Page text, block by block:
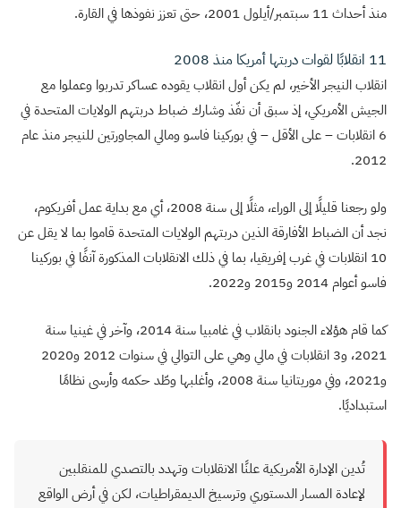
منذ أحداث 11 سبتمبر/أيلول 2001، حتى تعزز نفوذها في القارة.
11 انقلابًا لقوات دربتها أمريكا منذ 2008
انقلاب النيجر الأخير، لم يكن أول انقلاب يقوده عساكر تدربوا وعملوا مع
الجيش الأمريكي، إذ سبق أن نفّذ وشارك ضباط دربتهم الولايات المتحدة في
6 انقلابات – على الأقل – في بوركينا فاسو ومالي المجاورتين للنيجر منذ عام
2012.
ولو رجعنا قليلًا إلى الوراء، مثلًا إلى سنة 2008، أي مع بداية عمل أفريكوم،
نجد أن الضباط الأفارقة الذين دربتهم الولايات المتحدة قاموا بما لا يقل عن
10 انقلابات في غرب إفريقيا، بما في ذلك الانقلابات المذكورة آنفًا في بوركينا
فاسو أعوام 2014 و2015 و2022.
كما قام هؤلاء الجنود بانقلاب في غامبيا سنة 2014، وآخر في غينيا سنة
2021، و3 انقلابات في مالي وهي على التوالي في سنوات 2012 و2020
و2021، وفي موريتانيا سنة 2008، وأغلبها وطّد حكمه وأرسى نظامًا
استبداديًا.
تُدين الإدارة الأمريكية علنًا الانقلابات وتهدد بالتصدي للمنقلبين
لإعادة المسار الدستوري وترسيخ الديمقراطيات، لكن في أرض الواقع